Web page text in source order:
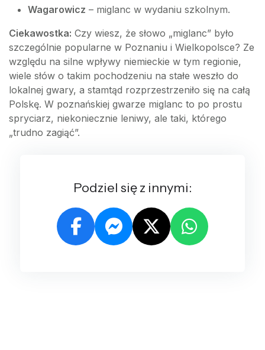
Wagarowicz – miglanc w wydaniu szkolnym.
Ciekawostka: Czy wiesz, że słowo „miglanc” było
szczególnie popularne w Poznaniu i Wielkopolsce? Ze
względu na silne wpływy niemieckie w tym regionie,
wiele słów o takim pochodzeniu na stałe weszło do
lokalnej gwary, a stamtąd rozprzestrzeniło się na całą
Polskę. W poznańskiej gwarze miglanc to po prostu
spryciarz, niekoniecznie leniwy, ale taki, którego
„trudno zagiąć”.
Podziel się z innymi: